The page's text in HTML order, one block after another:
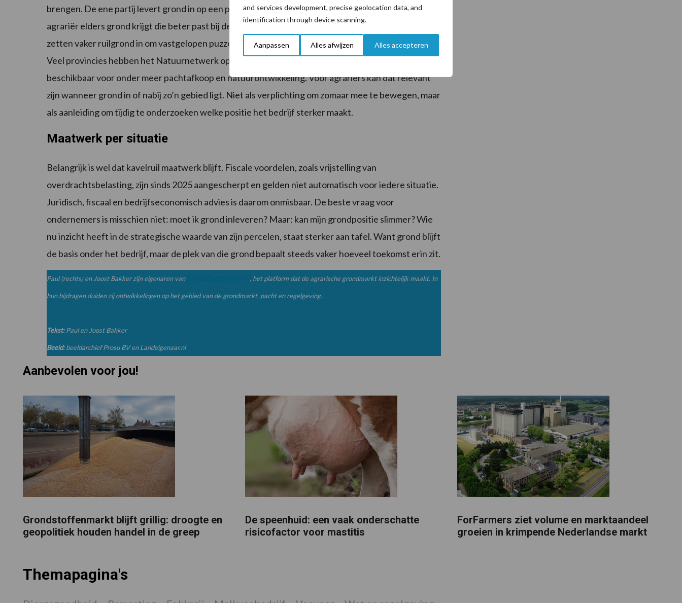
and services development, precise geolocation data, and
identification through device scanning.
Aanpassen Alles afwijzen Alles accepteren
brengen. De ene partij levert grond in op een plek waar natuur- of waterdoelen spelen, terwijl een
agrariër elders grond krijgt die beter past bij de bedrijfsvoering. Ook provincies en gebiedspartijen
zetten vaker ruilgrond in om vastgelopen puzzels los te trekken. Daarbij speelt actueel beleid mee.
Veel provincies hebben het Natuurnetwerk opnieuw vastgelegd en stellen extra middelen
beschikbaar voor onder meer pachtafkoop en natuurontwikkeling. Voor agrariërs kan dat relevant
zijn wanneer grond in of nabij zo’n gebied ligt. Niet als verplichting om zomaar mee te bewegen, maar
als aanleiding om tijdig te onderzoeken welke positie het bedrijf sterker maakt.
Maatwerk per situatie
Belangrijk is wel dat kavelruil maatwerk blijft. Fiscale voordelen, zoals vrijstelling van
overdrachtsbelasting, zijn sinds 2025 aangescherpt en gelden niet automatisch voor iedere situatie.
Juridisch, fiscaal en bedrijfseconomisch advies is daarom onmisbaar. De beste vraag voor
ondernemers is misschien niet: moet ik grond inleveren? Maar: kan mijn grondpositie slimmer? Wie
nu inzicht heeft in de strategische waarde van zijn percelen, staat sterker aan tafel. Want grond blijft
de basis onder het bedrijf, maar de plek van die grond bepaalt steeds vaker hoeveel toekomst erin zit.
Paul (rechts) en Joost Bakker zijn eigenaren van , het platform dat de agrarische grondmarkt inzichtelijk maakt. In
hun bijdragen duiden zij ontwikkelingen op het gebied van de grondmarkt, pacht en regelgeving.
Tekst:Paul en Joost Bakker
Beeld:beeldarchief Prosu BV en Landeigenaar.nl
Aanbevolen voor jou!
Grondstoffenmarkt blijft grillig: droogte en
geopolitiek houden handel in de greep
De speenhuid: een vaak onderschatte
risicofactor voor mastitis
ForFarmers ziet volume en marktaandeel
groeien in krimpende Nederlandse markt
Themapagina's